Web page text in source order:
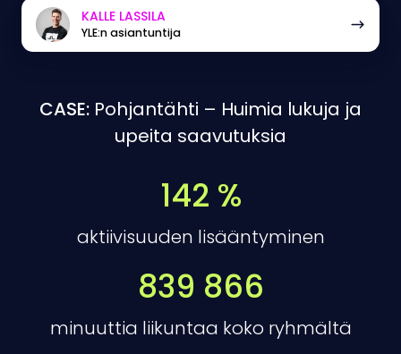
KALLE LASSILA
YLE:n asiantuntija
Kalle
Lassila
CASE: Pohjantähti – Huimia lukuja ja
upeita saavutuksia
142 %
aktiivisuuden lisääntyminen
839 866
minuuttia liikuntaa koko ryhmältä